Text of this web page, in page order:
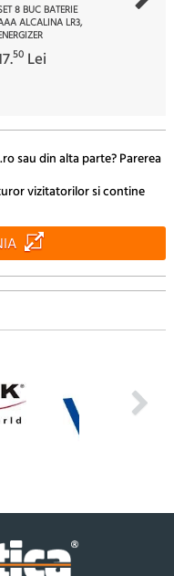
8 BUC BATERIE
ALCALINA LR3,
50 Lei
sau din alta parte? Parerea
vizitatorilor si contine